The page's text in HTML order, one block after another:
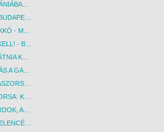
KÖRUTAZÁS JORDÁNIÁBAN, HOLT-TENGERI PIHENÉSSEL - BUDAPEST, REPÜLŐ
GELA APARTMAN - BUDAPEST, REPÜLŐ
AUSCHWITZ – KRAKKÓ - MEGRÁZÓ IDŐUTAZÁS! - BUDAPEST, BUSZ
KÍNA - EZT LÁTNIA KELL! - BUDAPEST, REPÜLŐ
EGYIPTOM - EZT LÁTNIA KELL! - BUDAPEST, REPÜLŐ
BUSZOS KÖRUTAZÁS A GARDA-TÓ KÖRNYÉKÉN - BUDAPEST, BUSZ
MININYARALÁS OLASZORSZÁGBAN: ÉSZAK-OLASZ GYÖNGYSZEMEK NYOMÁBAN - BUDAPEST, BUSZ
TOSZKÁNA SAVA-BORSA: KÓSTOLÓK ÉS KULTURÁLIS UTAZÁS - BUDAPEST, BUSZ
AZ ÖTSCHER-SZURDOK, AUSZTRIA GRAND CANYONJA - BUDAPEST, BUSZ
BUSZOS UTAZÁS VELENCÉBE - BUDAPEST, BUSZ